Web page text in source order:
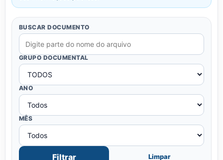
BUSCAR DOCUMENTO
GRUPO DOCUMENTAL
ANO
MÊS
Filtrar Limpar